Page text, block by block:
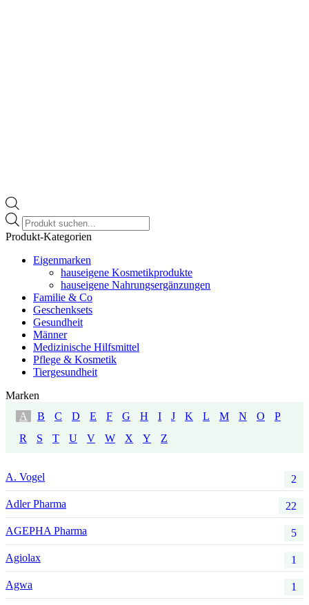
Products
search
Produkt-Kategorien
Eigenmarken
hauseigene Kosmetikprodukte
hauseigene Nahrungsergänzungen
Familie & Co
Geschenksets
Gesundheit
Männer
Medizinische Hilfsmittel
Pflege & Kosmetik
Tiergesundheit
Marken
A
B C D E F G H I J K L M N O
P
R
S T U V W X Y Z
A. Vogel 2
Adler Pharma 22
AGEPHA Pharma 5
Agiolax 1
Agwa 1